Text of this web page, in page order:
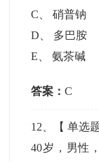
C 、硝普钠
D
多巴胺
E 、氨茶碱
答案：C
12 、【单选
40岁，男性